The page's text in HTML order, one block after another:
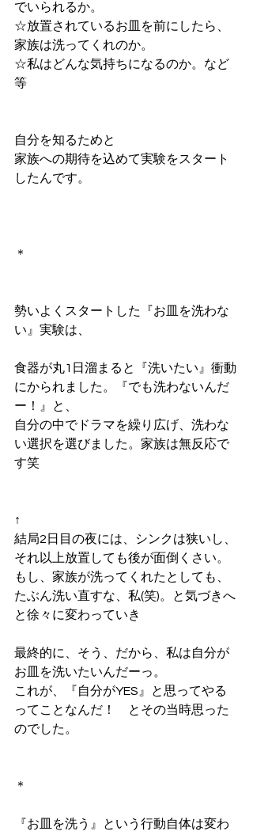
でいられるか。
☆放置されているお皿を前にしたら、
家族は洗ってくれのか。
☆私はどんな気持ちになるのか。など
等
自分を知るためと
家族への期待を込めて実験をスタート
したんです。
＊
勢いよくスタートした『お皿を洗わな
い』実験は、
食器が丸1日溜まると『洗いたい』衝動
にかられました。『でも洗わないんだ
ー！』と、
自分の中でドラマを繰り広げ、洗わな
い選択を選びました。家族は無反応で
す笑
↑
結局2日目の夜には、シンクは狭いし、
それ以上放置しても後が面倒くさい。
もし、家族が洗ってくれたとしても、
たぶん洗い直すな、私(笑)。と気づきへ
と徐々に変わっていき
最終的に、そう、だから、私は自分が
お皿を洗いたいんだーっ。
これが、『自分がYES』と思ってやる
ってことなんだ！　とその当時思った
のでした。
＊
『お皿を洗う』という行動自体は変わ